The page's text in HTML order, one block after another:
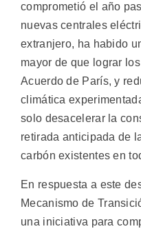
comprometió el año
nuevas centrales
extranjero, ha habido
mayor de que lograr
Acuerdo de París, y
climática
solo desacelerar la
retirada anticipada de
carbón existentes en
En respuesta a este
Mecanismo de
una iniciativa para